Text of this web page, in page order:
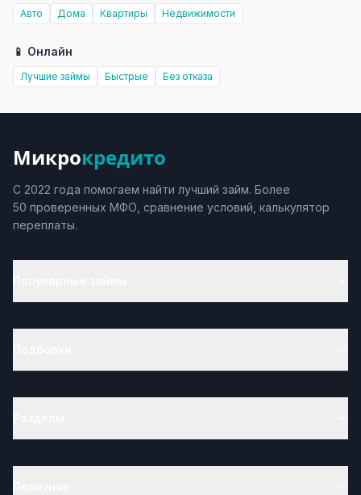
Авто Дома Квартиры Недвижимости
📱 Онлайн
Лучшие займы Быстрые Без отказа
Микрокредито
С 2022 года помогаем найти лучший займ. Более
50 проверенных МФО, сравнение условий, калькулятор
переплаты.